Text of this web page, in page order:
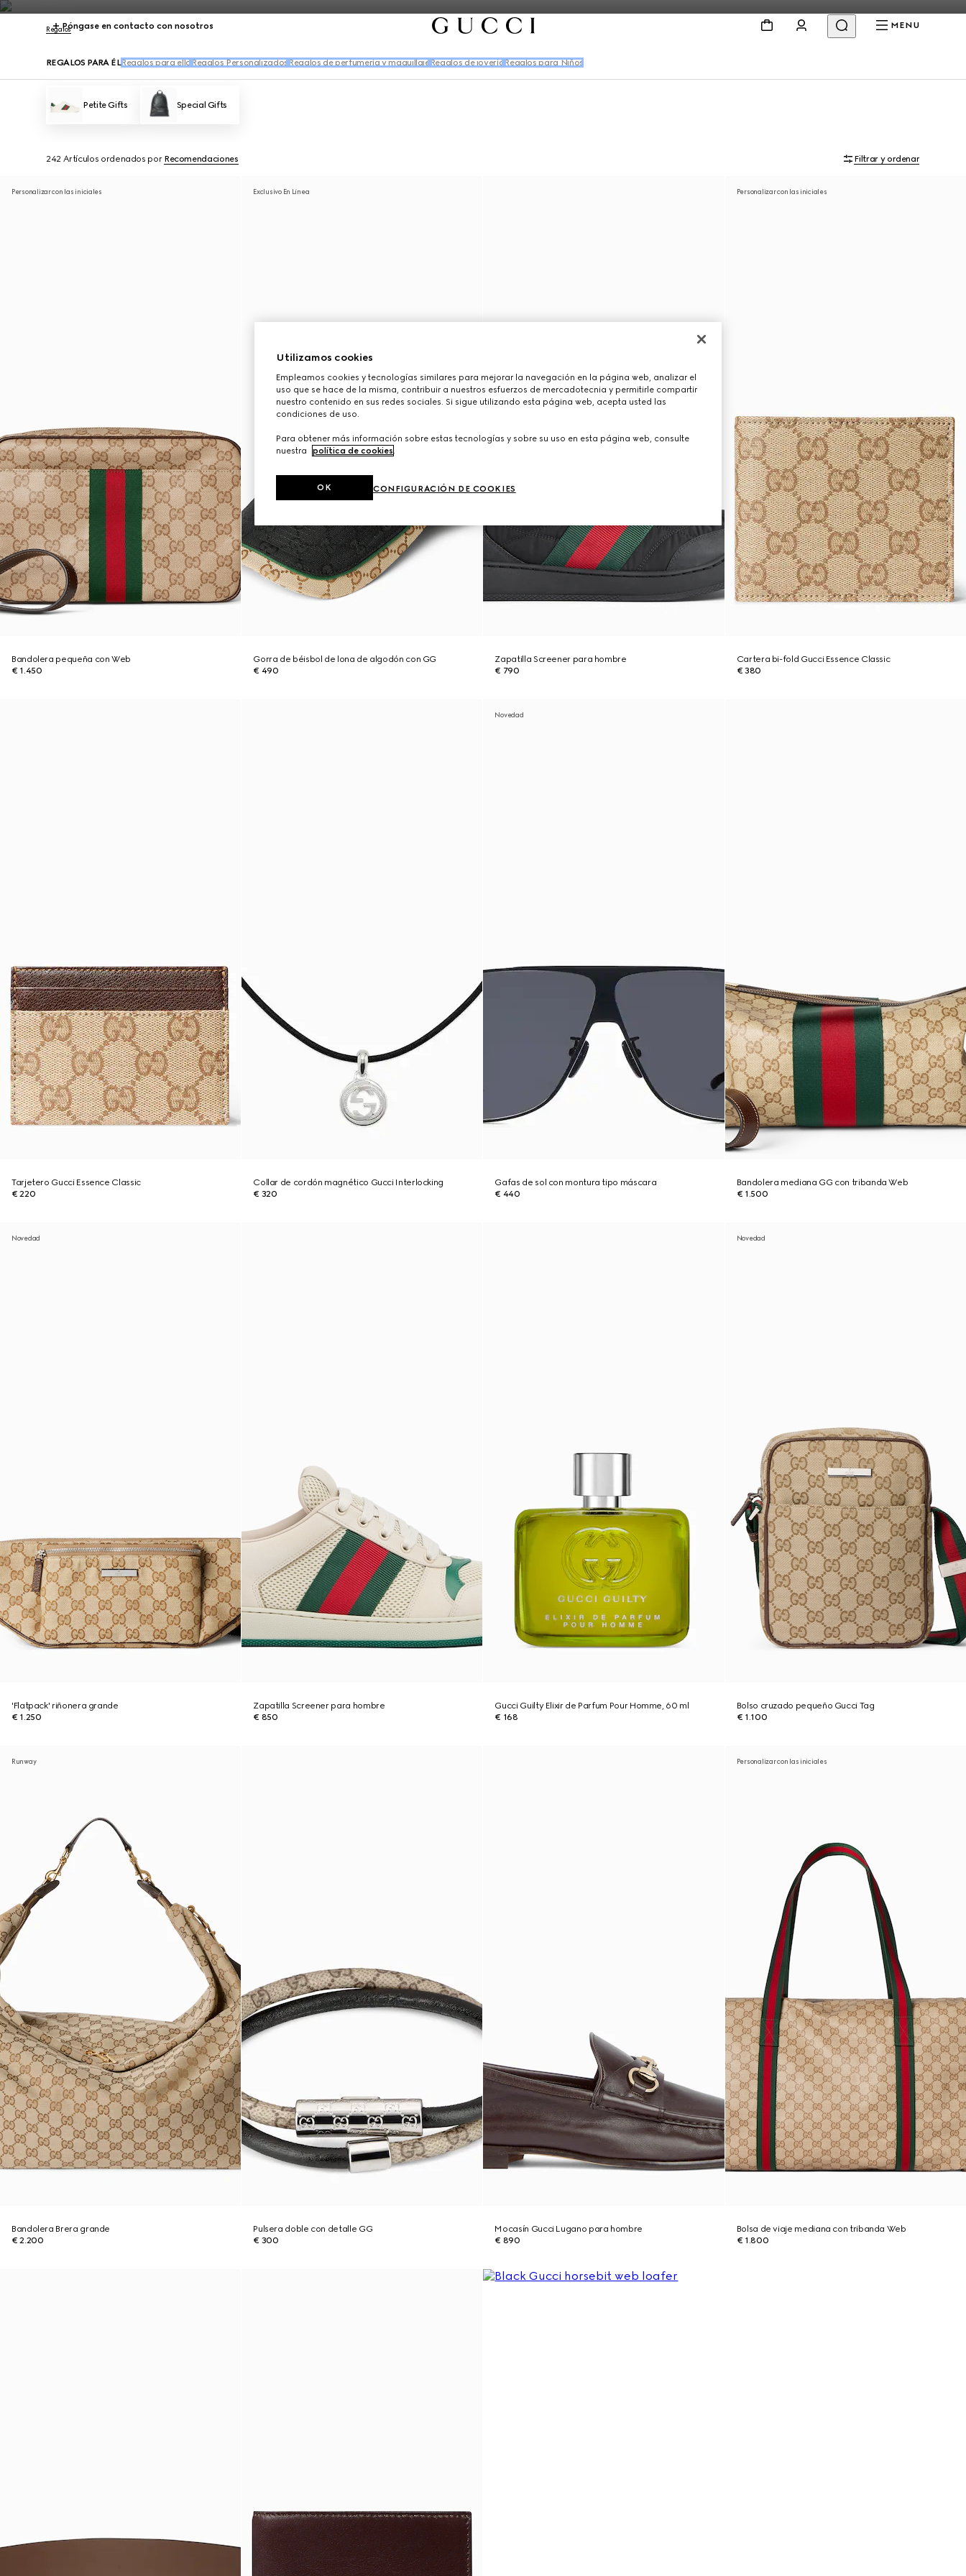
Póngase en contacto con nosotros MENU
Regalos
REGALOS PARA ÉLRegalos para ella Regalos Personalizados Regalos de perfumería y maquillaje Regalos de joyería Regalos para Niños
Petite Gifts Special Gifts
242 Artículos ordenados por Recomendaciones Filtrar y ordenar
Personalizar con las iniciales
Bandolera pequeña con Web
€ 1.450
Exclusivo En Línea
Gorra de béisbol de lona de algodón con GG
€ 490
Zapatilla Screener para hombre
€ 790
Personalizar con las iniciales
Cartera bi-fold Gucci Essence Classic
€ 380
Tarjetero Gucci Essence Classic
€ 220
Collar de cordón magnético Gucci Interlocking
€ 320
Novedad
Gafas de sol con montura tipo máscara
€ 440
Bandolera mediana GG con tribanda Web
€ 1.500
Novedad
'Flatpack' riñonera grande
€ 1.250
Zapatilla Screener para hombre
€ 850
Gucci Guilty Elixir de Parfum Pour Homme, 60 ml
€ 168
Novedad
Bolso cruzado pequeño Gucci Tag
€ 1.100
Runway
Bandolera Brera grande
€ 2.200
Pulsera doble con detalle GG
€ 300
Mocasín Gucci Lugano para hombre
€ 890
Personalizar con las iniciales
Bolsa de viaje mediana con tribanda Web
€ 1.800
Utilizamos cookies
Empleamos cookies y tecnologías similares para mejorar la navegación en la página web, analizar el
uso que se hace de la misma, contribuir a nuestros esfuerzos de mercadotecnia y permitirle compartir
nuestro contenido en sus redes sociales. Si sigue utilizando esta página web, acepta usted las
condiciones de uso.
Para obtener más información sobre estas tecnologías y sobre su uso en esta página web, consulte
nuestra
política de cookies.
CONFIGURACIÓN DE COOKIES
OK